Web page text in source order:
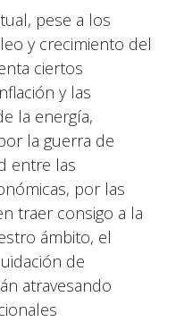
pese a los
y crecimiento del
ciertos
y las
la energía,
la guerra de
entre las
por las
traer consigo a la
ámbito, el
de
atravesando